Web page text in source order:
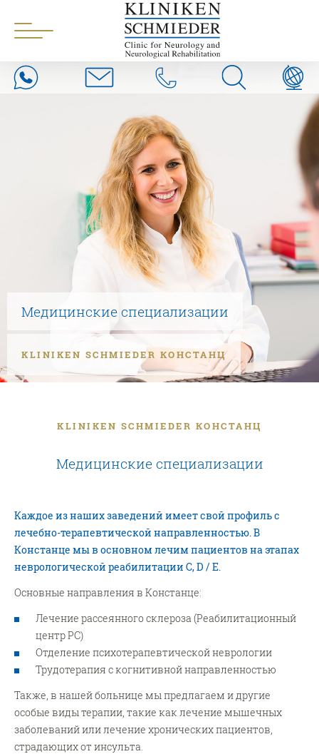
Медицинские специализации
KLINIKEN SCHMIEDER КОНСТАНЦ
KLINIKEN SCHMIEDER КОНСТАНЦ
Медицинские специализации
Каждое из наших заведений имеет свой профиль с
лечебно-терапевтической направленностью. В
Констанце мы в основном лечим пациентов на этапах
неврологической реабилитации C, D / E.
Основные направления в Констанце:
Лечение рассеянного склероза (Реабилитационный
центр РС)
Отделение психотерапевтической неврологии
Трудотерапия с когнитивной направленностью
Также, в нашей больнице мы предлагаем и другие
особые виды терапии, такие как лечение мышечных
заболеваний или лечение хронических пациентов,
страдающих от инсульта.